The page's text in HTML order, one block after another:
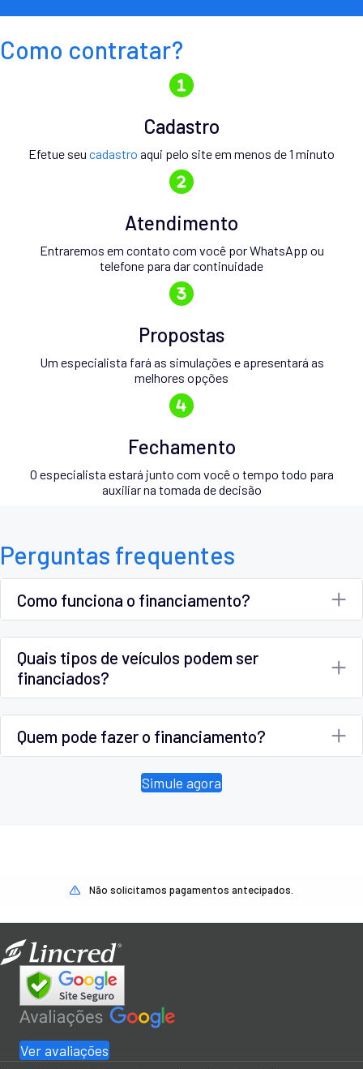
Como contratar?
Cadastro
Efetue seu cadastro aqui pelo site em menos de 1 minuto
Atendimento
Entraremos em contato com você por WhatsApp ou
telefone para dar continuidade
Propostas
Um especialista fará as simulações e apresentará as
melhores opções
Fechamento
O especialista estará junto com você o tempo todo para
auxiliar na tomada de decisão
Perguntas frequentes
Como funciona o financiamento?
Quais tipos de veículos podem ser
financiados?
Quem pode fazer o financiamento?
Simule agora
Não solicitamos pagamentos antecipados.
Ver avaliações